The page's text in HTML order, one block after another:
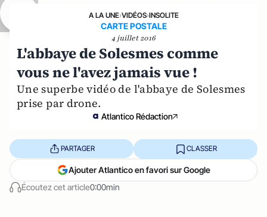
A LA UNE›VIDÉOS›INSOLITE
CARTE POSTALE
4 juillet 2016
L'abbaye de Solesmes comme
vous ne l'avez jamais vue !
Une superbe vidéo de l'abbaye de Solesmes
prise par drone.
Atlantico Rédaction
Écoutez cet article0:00min
PARTAGER CLASSER
Ajouter Atlantico en favori sur Google